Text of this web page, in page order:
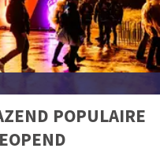
POPULAIRE